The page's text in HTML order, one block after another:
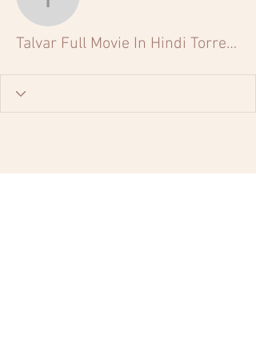
Talvar Full
Talvar Full Movie In Hindi Torrent 720p 2022